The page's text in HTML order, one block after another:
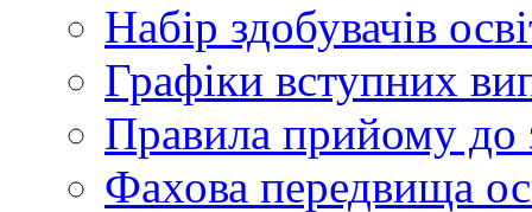
Набір здобувачів
Графіки вступних
Правила прийому до
Фахова передвища